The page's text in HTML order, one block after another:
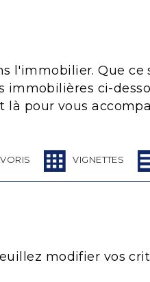
l'immobilier. Que ce
immobilières ci-
là pour vous
VIGNETTES
modifier vos